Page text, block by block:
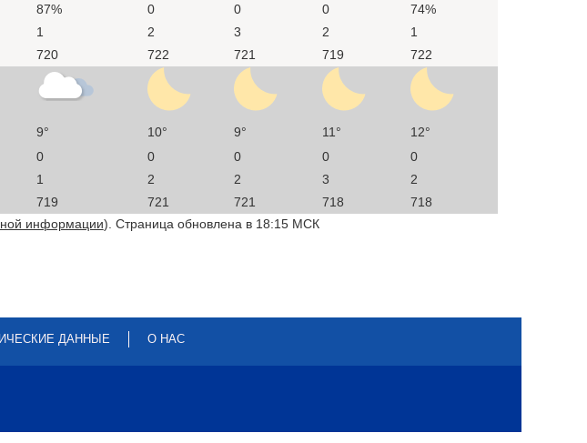
87% 0 0 0
74%
1 2 3 2
1
720 722 721 719 722
9° 10° 9° 11°
12°
0 0 0 0
0
1 2 2 3
2
719 721 721 718
718
информации). Страница обновлена в 18:15 МСК
ДАННЫЕ О НАС